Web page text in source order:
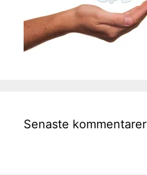
Senaste kommentarer